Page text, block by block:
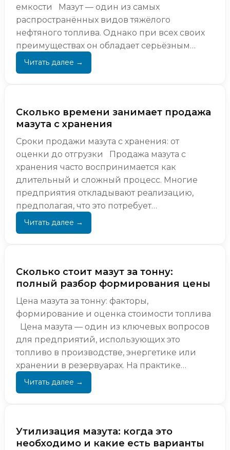
емкости Мазут — один из самых
распространённых видов тяжёлого
нефтяного топлива. Однако при всех своих
преимуществах он обладает серьёзным
недостатком: при снижении...
Сколько времени занимает продажа
мазута с хранения
Сроки продажи мазута с хранения: от
оценки до отгрузки Продажа мазута с
хранения часто воспринимается как
длительный и сложный процесс. Многие
предприятия откладывают реализацию,
предполагая, что это потребует
значительных временных затрат, большого ...
Сколько стоит мазут за тонну:
полный разбор формирования цены
Цена мазута за тонну: факторы,
формирование и оценка стоимости топлива
Цена мазута — один из ключевых вопросов
для предприятий, использующих это
топливо в производстве, энергетике или
хранении в резервуарах. На практике
стоимость конкретной партии мазута за то...
Утилизация мазута: когда это
необходимо и какие есть варианты